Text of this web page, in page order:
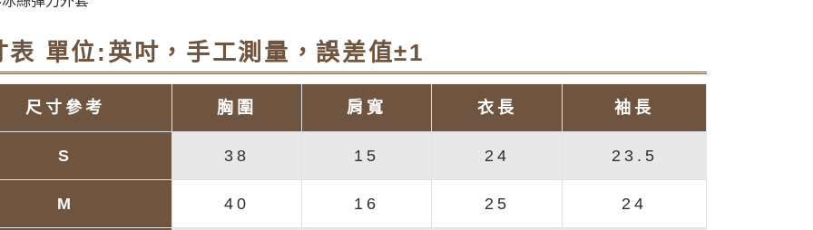
表 單位:英吋，手工測量，誤差值±1
尺寸參考 胸圍 肩寬 衣長 袖長
S 38 15 24 23.5
M 40 16 25 24